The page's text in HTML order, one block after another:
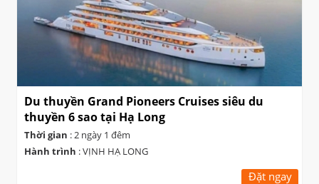
Du thuyền Grand Pioneers Cruises siêu du
thuyền 6 sao tại Hạ Long
Thời gian : 2 ngày 1 đêm
Hành trình : VỊNH HẠ LONG
Đặt ngay